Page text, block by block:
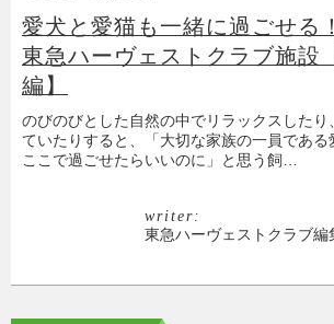
愛犬と愛猫も一緒に過ごせる
東急ハーヴェストクラブ施設
編】
のびのびとした自然の中でリラックスしたり
ていたりすると、「大切な家族の一員である
ここで過ごせたらいいのに」と思う飼…
writer:
東急ハーヴェストクラブ編